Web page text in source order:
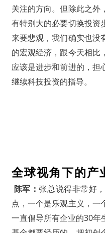
关注的方向。但除此之外
有特别大的必要切换投资
来要悲观，我们确实也没
的宏观经济，跟今天相比
应该是进步和前进的，担
继续科技投资的指导。
全球视角下的产
陈军：张总说得非常好
点，一个是乐观主义，一
一直倡导所有企业的30年